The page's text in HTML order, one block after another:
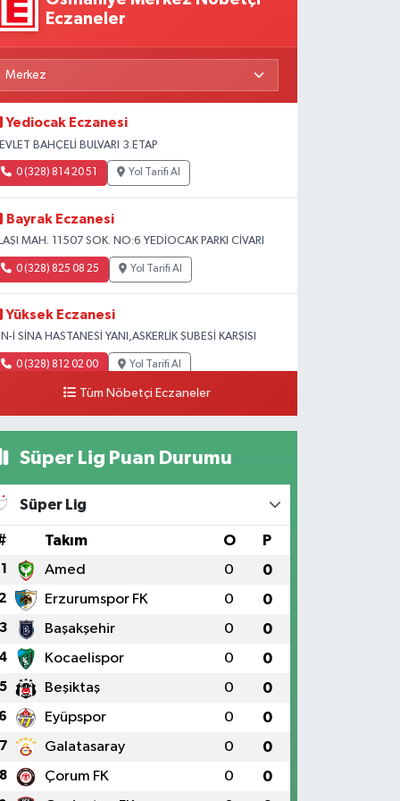
Eczaneler
Yediocak Eczanesi
BAHÇELİ BULVARI 3.ETAP
0 (328) 814 20 51 Yol Tarifi Al
Bayrak Eczanesi
MAH. 11507 SOK. NO:6 YEDİOCAK PARKI CİVARI
0 (328) 825 08 25 Yol Tarifi Al
Yüksek Eczanesi
İ SİNA HASTANESİ YANI,ASKERLİK ŞUBESİ KARŞISI
0 (328) 812 02 00 Yol Tarifi Al
Tüm Nöbetçi Eczaneler
Süper Lig Puan Durumu
Süper Lig
Takım O P
1 Amed 0 0
2 Erzurumspor FK 0 0
3 Başakşehir 0 0
4 Kocaelispor 0 0
5 Beşiktaş 0 0
6 Eyüpspor 0 0
7 Galatasaray 0 0
8 Çorum FK 0 0